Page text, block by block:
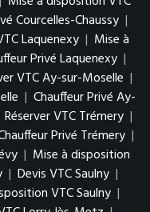
Courcelles-Chaussy |
Laquenexy | Mise à
Privé Laquenexy |
VTC Ay-sur-Moselle |
| Chauffeur Privé Ay-
Réserver VTC Trémery |
Privé Trémery |
| Mise à disposition
| Devis VTC Saulny |
VTC Saulny |